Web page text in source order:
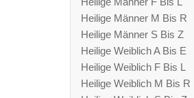
Heilige Männer M Bis R
Heilige Männer S Bis Z
Heilige Weiblich A Bis E
Heilige Weiblich F Bis L
Heilige Weiblich M Bis R